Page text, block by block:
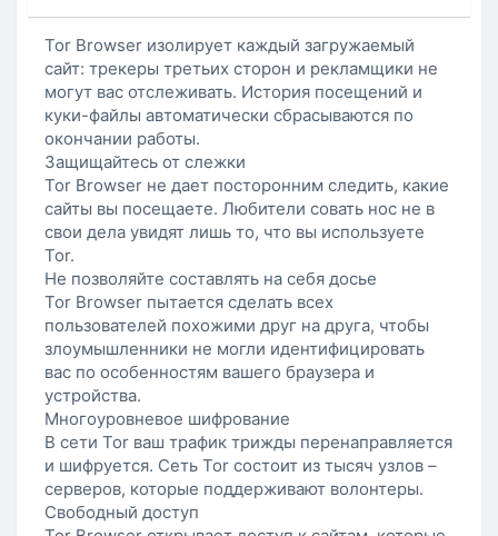
Tor Browser изолирует каждый загружаемый
сайт: трекеры третьих сторон и рекламщики не
могут вас отслеживать. История посещений и
куки-файлы автоматически сбрасываются по
окончании работы.
Защищайтесь от слежки
Tor Browser не дает посторонним следить, какие
сайты вы посещаете. Любители совать нос не в
свои дела увидят лишь то, что вы используете
Tor.
Не позволяйте составлять на себя досье
Tor Browser пытается сделать всех
пользователей похожими друг на друга, чтобы
злоумышленники не могли идентифицировать
вас по особенностям вашего браузера и
устройства.
Многоуровневое шифрование
В сети Tor ваш трафик трижды перенаправляется
и шифруется. Сеть Tor состоит из тысяч узлов –
серверов, которые поддерживают волонтеры.
Свободный доступ